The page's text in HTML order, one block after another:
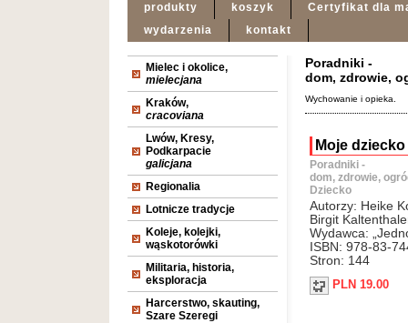
produkty koszyk
Certyfikat dla
wydarzenia
kontakt
Mielec i okolice,
mielecjana
Kraków,
cracoviana
Lwów, Kresy,
Podkarpacie
galicjana
Regionalia
Lotnicze tradycje
Koleje, kolejki,
wąskotorówki
Militaria, historia,
eksploracja
Harcerstwo, skauting,
Szare Szeregi
Poradniki -
dom, zdrowie,
Wychowanie i opieka.
Moje
Poradniki -
dom, zdrowie,
Dziecko
Autorzy: Heike
Birgit
Wydawca:
ISBN: 978-83-
Stron: 144
PLN 19.00